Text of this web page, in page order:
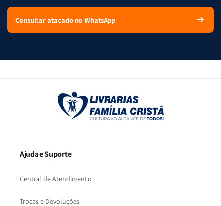
Consultar atacado no WhatsApp
Ajuda e Suporte
Central de Atendimento
Trocas e Devoluções